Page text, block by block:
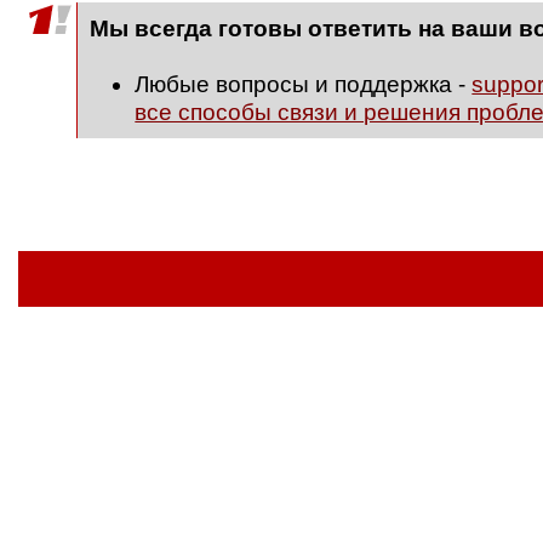
Мы всегда готовы ответить на ваши
Любые вопросы и поддержка -
все способы связи и решения